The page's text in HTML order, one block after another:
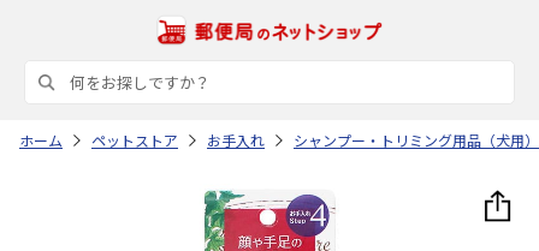
ホーム ペットストア お手入れ シャンプー・トリミング用品（犬用）